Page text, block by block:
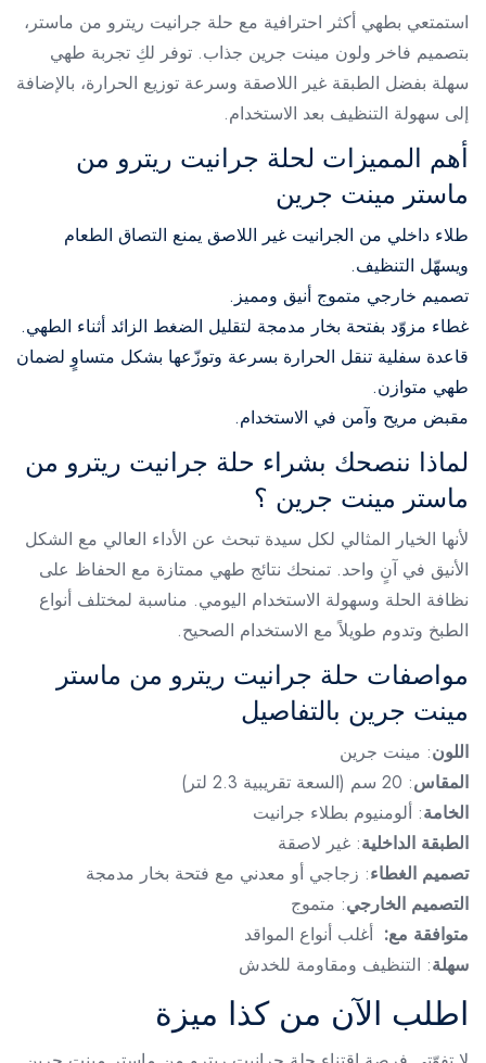
استمتعي بطهي أكثر احترافية مع حلة جرانيت ريترو من ماستر،
بتصميم فاخر ولون مينت جرين جذاب. توفر لكِ تجربة طهي
سهلة بفضل الطبقة غير اللاصقة وسرعة توزيع الحرارة، بالإضافة
إلى سهولة التنظيف بعد الاستخدام.
أهم المميزات لحلة جرانيت ريترو من
ماستر مينت جرين
طلاء داخلي من الجرانيت غير اللاصق يمنع التصاق الطعام
ويسهّل التنظيف.
تصميم خارجي متموج أنيق ومميز.
غطاء مزوّد بفتحة بخار مدمجة لتقليل الضغط الزائد أثناء الطهي.
قاعدة سفلية تنقل الحرارة بسرعة وتوزّعها بشكل متساوٍ لضمان
طهي متوازن.
مقبض مريح وآمن في الاستخدام.
لماذا ننصحك بشراء حلة جرانيت ريترو من
ماستر مينت جرين ؟
لأنها الخيار المثالي لكل سيدة تبحث عن الأداء العالي مع الشكل
الأنيق في آنٍ واحد. تمنحك نتائج طهي ممتازة مع الحفاظ على
نظافة الحلة وسهولة الاستخدام اليومي. مناسبة لمختلف أنواع
الطبخ وتدوم طويلاً مع الاستخدام الصحيح.
مواصفات حلة جرانيت ريترو من ماستر
مينت جرين بالتفاصيل
اللون: مينت جرين
المقاس: 20 سم (السعة تقريبية 2.3 لتر)
الخامة: ألومنيوم بطلاء جرانيت
الطبقة الداخلية: غير لاصقة
تصميم الغطاء: زجاجي أو معدني مع فتحة بخار مدمجة
التصميم الخارجي: متموج
متوافقة مع: أغلب أنواع المواقد
سهلة: التنظيف ومقاومة للخدش
اطلب الآن من كذا ميزة